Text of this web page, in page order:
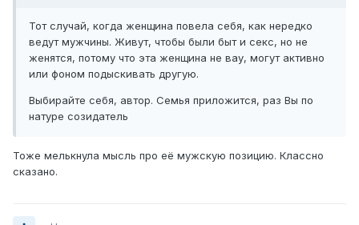
Тот случай, когда женщина повела себя, как нередко
ведут мужчины. Живут, чтобы были быт и секс, но не
женятся, потому что эта женщина не вау, могут активно
или фоном подыскивать другую.
Выбирайте себя, автор. Семья приложится, раз Вы по
натуре созидатель
Тоже мелькнула мысль про её мужскую позицию. Классно
сказано.